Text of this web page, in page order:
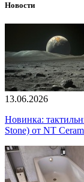
Новости
13.06.2026
Новинка:
Stone) от NT